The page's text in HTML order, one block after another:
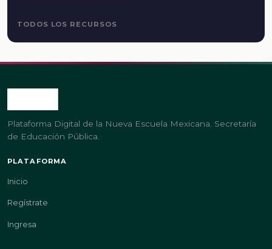
TODOS LOS RECURSOS
Plataforma Digital de la Nueva Escuela Mexicana. Secretaría
de Educación Pública.
PLATAFORMA
Inicio
Regístrate
Ingresa